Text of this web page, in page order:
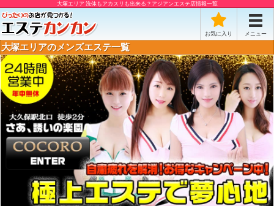
大塚エリア 洗体もアカスリも出来る？アジアンエステ店情報一覧
お気に入り メニュー
大塚エリアのメンズエステ一覧